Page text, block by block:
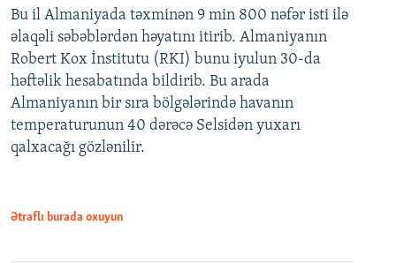
Bu il Almaniyada təxminən 9 min 800 nəfər isti ilə
əlaqəli səbəblərdən həyatını itirib. Almaniyanın
Robert Kox İnstitutu (RKI) bunu iyulun 30-da
həftəlik hesabatında bildirib. Bu arada
Almaniyanın bir sıra bölgələrində havanın
temperaturunun 40 dərəcə Selsidən yuxarı
qalxacağı gözlənilir.
Ətraflı burada oxuyun